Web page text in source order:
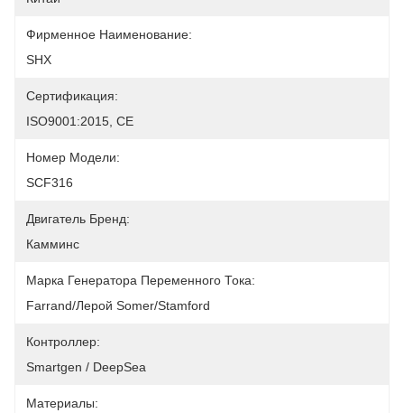
Фирменное Наименование:
SHX
Сертификация:
ISO9001:2015, CE
Номер Модели:
SCF316
Двигатель Бренд:
Камминс
Марка Генератора Переменного Тока:
Farrand/Лерой Somer/Stamford
Контроллер:
Smartgen / DeepSea
Материалы: